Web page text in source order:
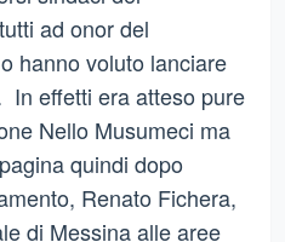
ad onor del
hanno voluto lanciare
In effetti era atteso pure
Nello Musumeci ma
quindi dopo
Renato Fichera,
di Messina alle aree